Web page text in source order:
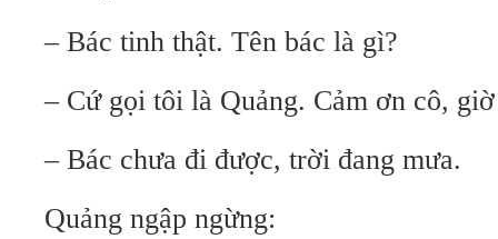
– Bác tinh thật. Tên bác là gì?
– Cứ gọi tôi là Quảng. Cảm ơn cô,
– Bác chưa đi được, trời đang mưa.
Quảng ngập ngừng: